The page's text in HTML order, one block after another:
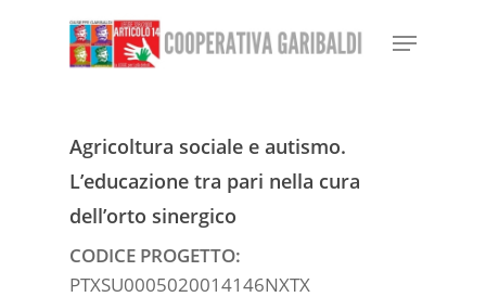
Menu
Agricoltura sociale e autismo.
L’educazione tra pari nella cura
dell’orto sinergico
CODICE PROGETTO:
PTXSU0005020014146NXTX